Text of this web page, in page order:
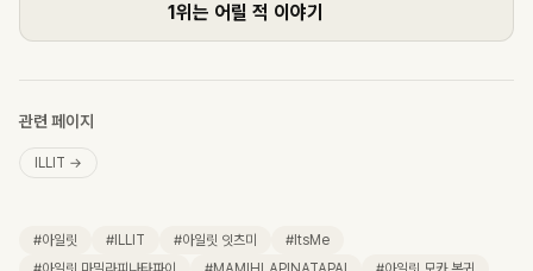
1위는 어릴 적 이야기
관련 페이지
ILLIT →
#아일릿 # ILLIT #아일릿 잇츠미 # ItsMe